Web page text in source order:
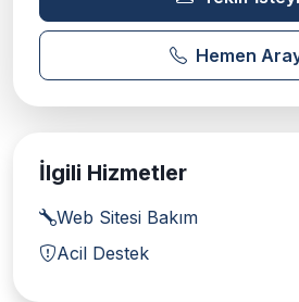
Hemen
İlgili Hizmetler
Web Sitesi Bakım
Acil Destek